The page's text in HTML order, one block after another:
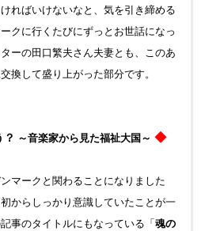
ればいけないなと、気を引き締める
クに行くたびにずっとお世話になっ
ーの田口繁夫さん夫妻とも、このあ
換して盛り上がった部分です。
～音楽家から見た福祉大国～ ◆
マークと関わることになりました
からしっかり意識していたことが一
事のタイトルにもなっている「 魂の